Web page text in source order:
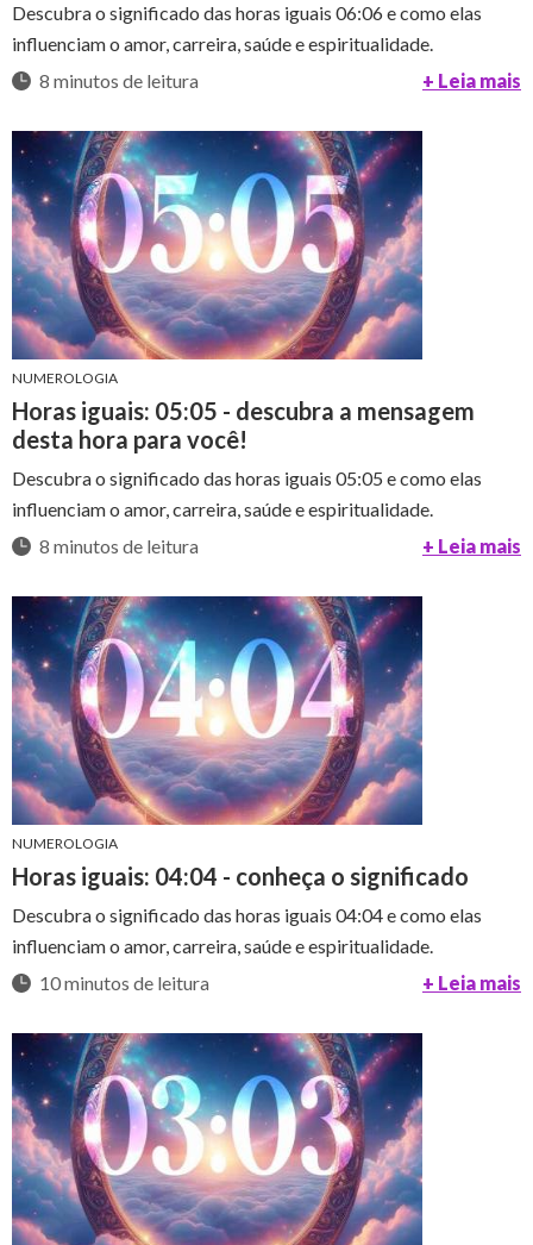
Descubra o significado das horas iguais 06:06 e como elas
influenciam o amor, carreira, saúde e espiritualidade.
8 minutos de leitura
+ Leia mais
NUMEROLOGIA
Horas iguais: 05:05 - descubra a mensagem
desta hora para você!
Descubra o significado das horas iguais 05:05 e como elas
influenciam o amor, carreira, saúde e espiritualidade.
8 minutos de leitura
+ Leia mais
NUMEROLOGIA
Horas iguais: 04:04 - conheça o significado
Descubra o significado das horas iguais 04:04 e como elas
influenciam o amor, carreira, saúde e espiritualidade.
10 minutos de leitura
+ Leia mais